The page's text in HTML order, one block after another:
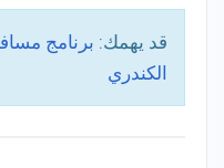
قد يهمك: برنامج
الكندري